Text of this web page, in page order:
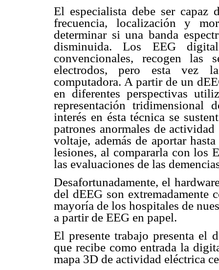
El especialista debe ser
frecuencia, localización y
determinar si una banda
disminuida. Los EEG
convencionales, recogen las
electrodos, pero esta vez
computadora. A partir de un
en diferentes perspectivas
representación
interés en ésta técnica se
patrones anormales de
voltaje, además de aportar
lesiones, al compararla con los
las evaluaciones de las
Desafortunadamente, el
del dEEG son extremadamente
mayoría de los hospitales de
a partir de EEG en papel.
El presente trabajo presenta el
que recibe como entrada la
mapa 3D de actividad eléctrica